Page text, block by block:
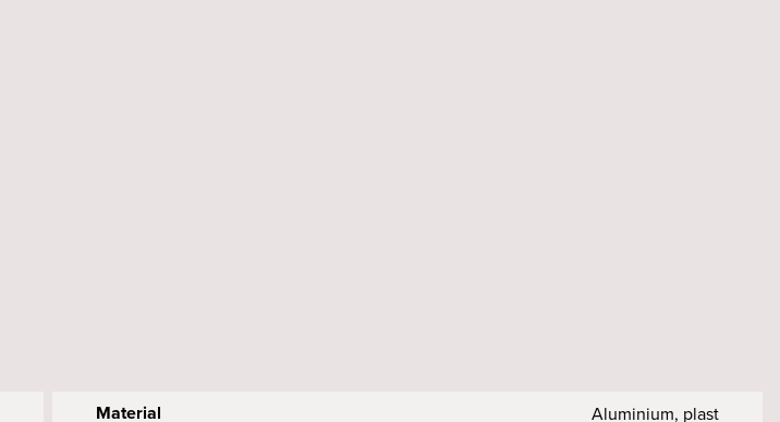
Material Aluminium, plast